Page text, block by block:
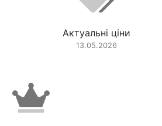
Актуальні ціни
13.05.2026